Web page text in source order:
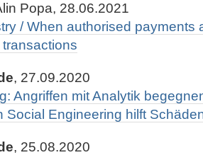
Popa, 28.06.2021
/ When authorised payments
, 27.09.2020
Angriffen mit Analytik
Social Engineering hilft
, 25.08.2020